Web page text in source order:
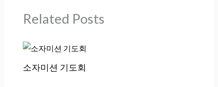
Related Posts
소자미션 기도회